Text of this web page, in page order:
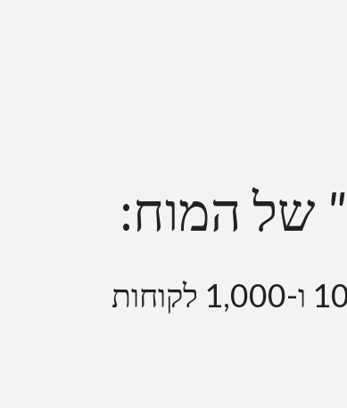
" של המוח:
שלך ל-100,10 ו-1,000 לקוחות